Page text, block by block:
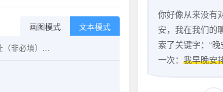
画图模式 文本模式
你好像从来没有
安，我在我们的
索了关键字：“
一次： 我早晚安